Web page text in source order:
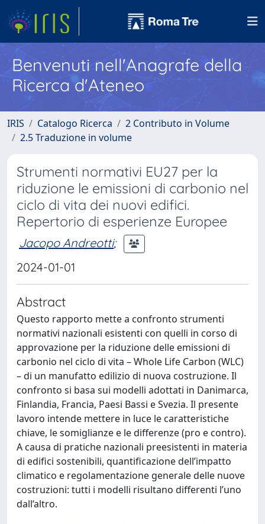
Benvenuti nell'Anagrafe della
Ricerca d'Ateneo
IRIS Catalogo Ricerca
2 Contributo in Volume
2.5 Traduzione in volume
Strumenti normativi EU27 per la
riduzione le emissioni di carbonio nel
ciclo di vita dei nuovi edifici.
Repertorio di esperienze Europee
Jacopo Andreotti;
2024-01-01
Abstract
Questo rapporto mette a confronto strumenti
normativi nazionali esistenti con quelli in corso di
approvazione per la riduzione delle emissioni di
carbonio nel ciclo di vita – Whole Life Carbon (WLC)
– di un manufatto edilizio di nuova costruzione. Il
confronto si basa sui modelli adottati in Danimarca,
Finlandia, Francia, Paesi Bassi e Svezia. Il presente
lavoro intende mettere in luce le caratteristiche
chiave, le somiglianze e le differenze (pro e contro).
A causa di pratiche nazionali preesistenti in materia
di edifici sostenibili, quantificazione dell’impatto
climatico e regolamentazione generale delle nuove
costruzioni: tutti i modelli risultano differenti l’uno
dall’altro.